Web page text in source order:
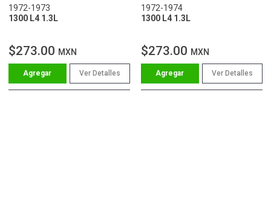
1972-1973
1300 L4 1.3L
$273.00 MXN
Ver Detalles
1972-1974
1300 L4 1.3L
$273.00 MXN
Ver Detalles